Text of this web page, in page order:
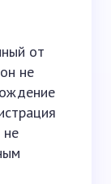
от
не
не